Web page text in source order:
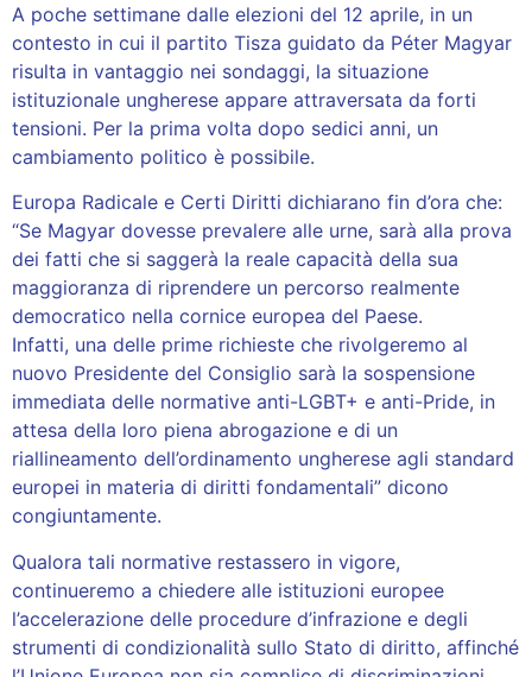
A poche settimane dalle elezioni del 12 aprile, in un
contesto in cui il partito Tisza guidato da Péter Magyar
risulta in vantaggio nei sondaggi, la situazione
istituzionale ungherese appare attraversata da forti
tensioni. Per la prima volta dopo sedici anni, un
cambiamento politico è possibile.
Europa Radicale e Certi Diritti dichiarano fin d’ora che:
“Se Magyar dovesse prevalere alle urne, sarà alla prova
dei fatti che si saggerà la reale capacità della sua
maggioranza di riprendere un percorso realmente
democratico nella cornice europea del Paese.
Infatti, una delle prime richieste che rivolgeremo al
nuovo Presidente del Consiglio sarà la sospensione
immediata delle normative anti-LGBT+ e anti-Pride, in
attesa della loro piena abrogazione e di un
riallineamento dell’ordinamento ungherese agli standard
europei in materia di diritti fondamentali” dicono
congiuntamente.
Qualora tali normative restassero in vigore,
continueremo a chiedere alle istituzioni europee
l’accelerazione delle procedure d’infrazione e degli
strumenti di condizionalità sullo Stato di diritto, affinché